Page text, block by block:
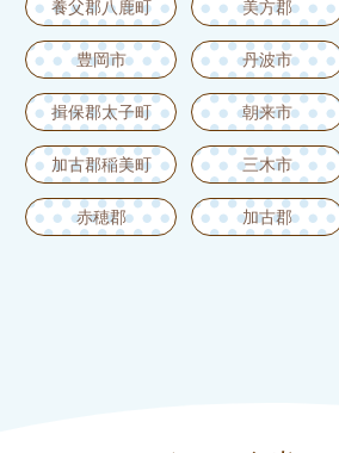
養父郡八鹿町 美方郡
豊岡市 丹波市
揖保郡太子町 朝来市
加古郡稲美町 三木市
赤穂郡 加古郡